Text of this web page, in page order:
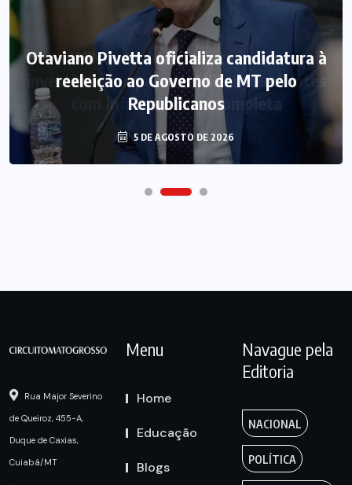
Otaviano Pivetta oficializa candidatura à
reeleição ao Governo de MT pelo
Republicanos
5 DE AGOSTO DE 2026
Rua Major Severino
de Queiroz, 455-A,
Duque de Caxias,
Cuiabá/MT
Menu
Home
Educação
Blogs
Navague pela
Editoria
NACIONAL
POLÍTICA